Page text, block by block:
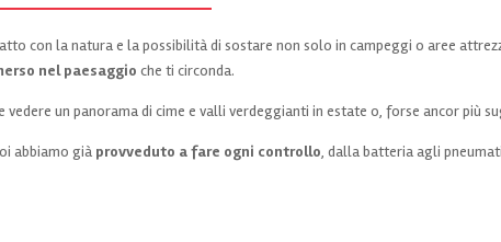
con la natura e la possibilità di sostare non solo in campeggi o aree
nel paesaggio che ti circonda.
un panorama di cime e valli verdeggianti in estate o, forse ancor più
abbiamo già provveduto a fare ogni controllo, dalla batteria agli